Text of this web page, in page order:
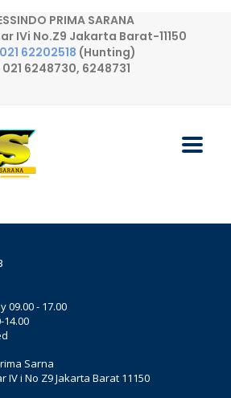
PRIMA SARANA
IVi No.Z9 Jakarta Barat-11150
021 62202518 (Hunting)
6248730, 6248731
09.00 - 17.00
14.00
Sarna
IV i No Z9 Jakarta Barat 11150